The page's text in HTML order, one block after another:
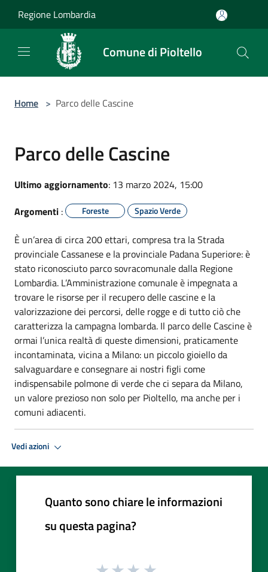
Regione Lombardia
Comune di Pioltello
Home > Parco delle Cascine
Parco delle Cascine
Ultimo aggiornamento: 13 marzo 2024, 15:00
Argomenti : Foreste Spazio Verde
È un’area di circa 200 ettari, compresa tra la Strada
provinciale Cassanese e la provinciale Padana Superiore: è
stato riconosciuto parco sovracomunale dalla Regione
Lombardia. L’Amministrazione comunale è impegnata a
trovare le risorse per il recupero delle cascine e la
valorizzazione dei percorsi, delle rogge e di tutto ciò che
caratterizza la campagna lombarda. Il parco delle Cascine è
ormai l’unica realtà di queste dimensioni, praticamente
incontaminata, vicina a Milano: un piccolo gioiello da
salvaguardare e consegnare ai nostri figli come
indispensabile polmone di verde che ci separa da Milano,
un valore prezioso non solo per Pioltello, ma anche per i
comuni adiacenti.
Vedi azioni
Quanto sono chiare le informazioni
su questa pagina?